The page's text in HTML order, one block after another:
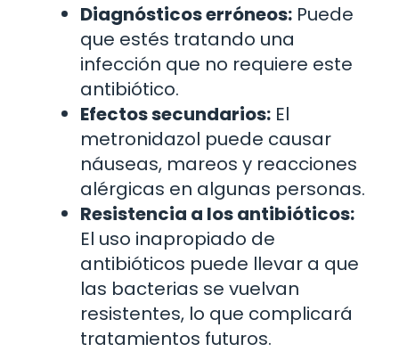
Diagnósticos erróneos: Puede
que estés tratando una
infección que no requiere este
antibiótico.
Efectos secundarios: El
metronidazol puede causar
náuseas, mareos y reacciones
alérgicas en algunas personas.
Resistencia a los antibióticos:
El uso inapropiado de
antibióticos puede llevar a que
las bacterias se vuelvan
resistentes, lo que complicará
tratamientos futuros.